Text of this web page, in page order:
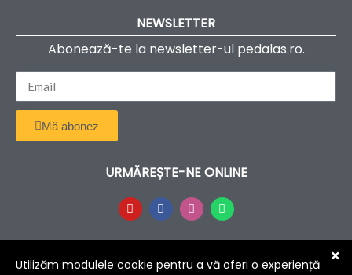
NEWSLETTER
Abonează-te la newsletter-ul pedalas.ro.
Mă abonez
URMĂREȘTE-NE ONLINE